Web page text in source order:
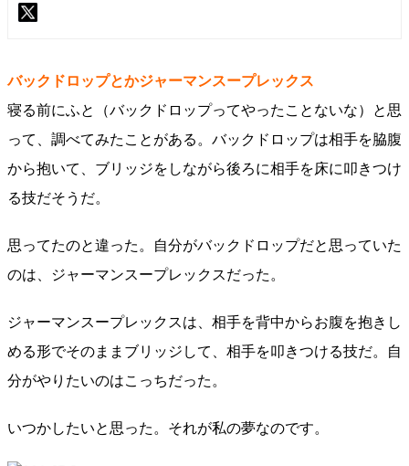
バックドロップとかジャーマンスープレックス
寝る前にふと（バックドロップってやったことないな）と思
って、調べてみたことがある。バックドロップは相手を脇腹
から抱いて、ブリッジをしながら後ろに相手を床に叩きつけ
る技だそうだ。
思ってたのと違った。自分がバックドロップだと思っていた
のは、ジャーマンスープレックスだった。
ジャーマンスープレックスは、相手を背中からお腹を抱きし
める形でそのままブリッジして、相手を叩きつける技だ。自
分がやりたいのはこっちだった。
いつかしたいと思った。それが私の夢なのです。